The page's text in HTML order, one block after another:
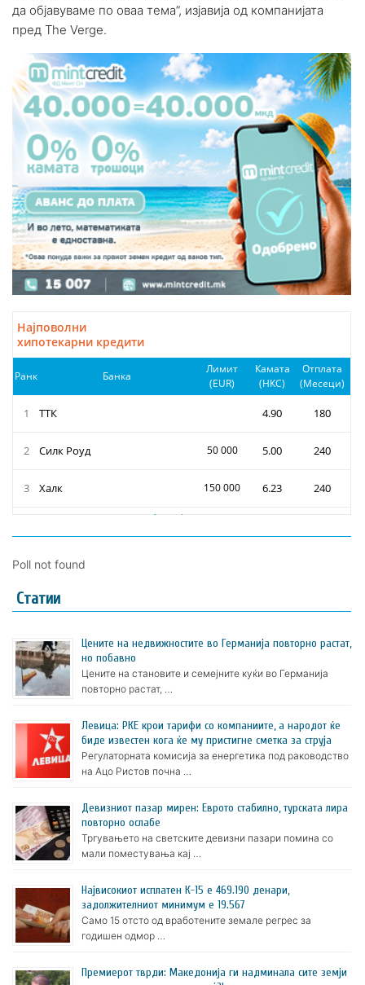
да објавуваме по оваа тема”, изјавија од компанијата
пред The ​​Verge.
Poll not found
Статии
Цените на недвижностите во Германија повторно растат,
но побавно
Цените на становите и семејните куќи во Германија
повторно растат, …
Левица: РКЕ крои тарифи со компаниите, а народот ќе
биде известен кога ќе му пристигне сметка за струја
Регулаторната комисија за енергетика под раководство
на Ацо Ристов почна …
Девизниот пазар мирен: Еврото стабилно, турската лира
повторно ослабе
Тргувањето на светските девизни пазари помина со
мали поместувања кај …
Највисокиот исплатен К-15 е 469.190 денари,
задолжителниот минимум е 19.567
Само 15 отсто од вработените земале регрес за
годишен одмор …
Премиерот тврди: Македонија ги надминала сите земји